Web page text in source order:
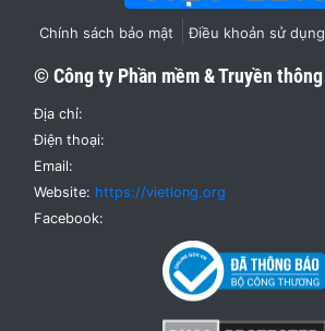
Chính sách bảo mật Điều khoản sử dụng
© Công ty Phần mềm & Truyền thông
Địa chỉ:
Điện thoại:
Email:
Website: https://vietlong.org
Facebook: